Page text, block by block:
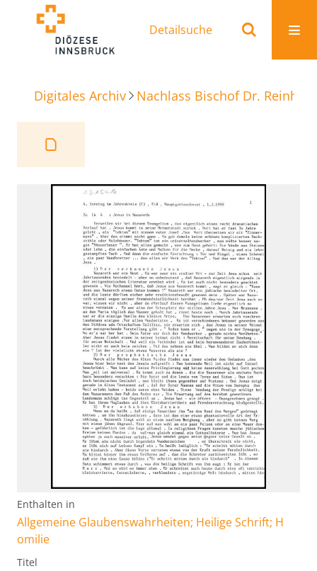
Detailsuche
Digitales Archiv Nachlass Bischof Dr.
Enthalten in
Allgemeine Glaubenswahrheiten; Heilige Schrift; H
omilie
Titel